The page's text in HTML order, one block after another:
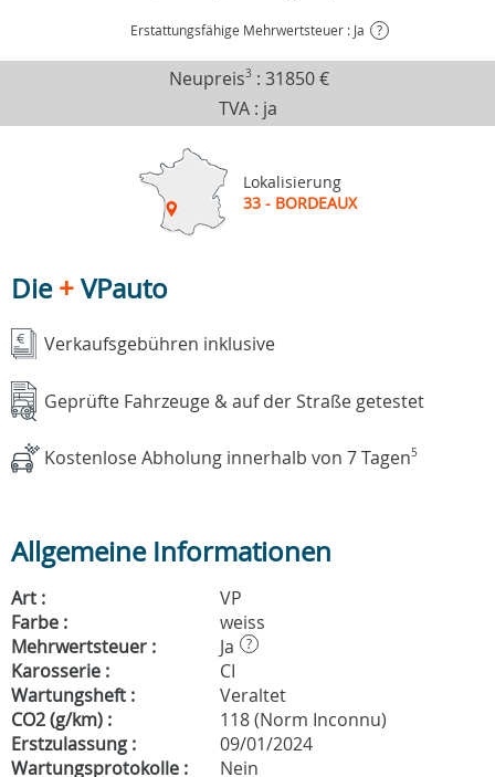
Erstattungsfähige Mehrwertsteuer : Ja ?
Neupreis3 : 31850 €
TVA : ja
Lokalisierung
33 - BORDEAUX
Die+VPauto
Verkaufsgebühren inklusive
Geprüfte Fahrzeuge & auf der Straße getestet
Kostenlose Abholung innerhalb von 7 Tagen5
Allgemeine Informationen
Art :
VP
Farbe :
weiss
Mehrwertsteuer :
Ja ?
Karosserie :
CI
Wartungsheft :
Veraltet
CO2 (g/km) :
118 (Norm Inconnu)
Erstzulassung :
09/01/2024
Wartungsprotokolle :
Nein